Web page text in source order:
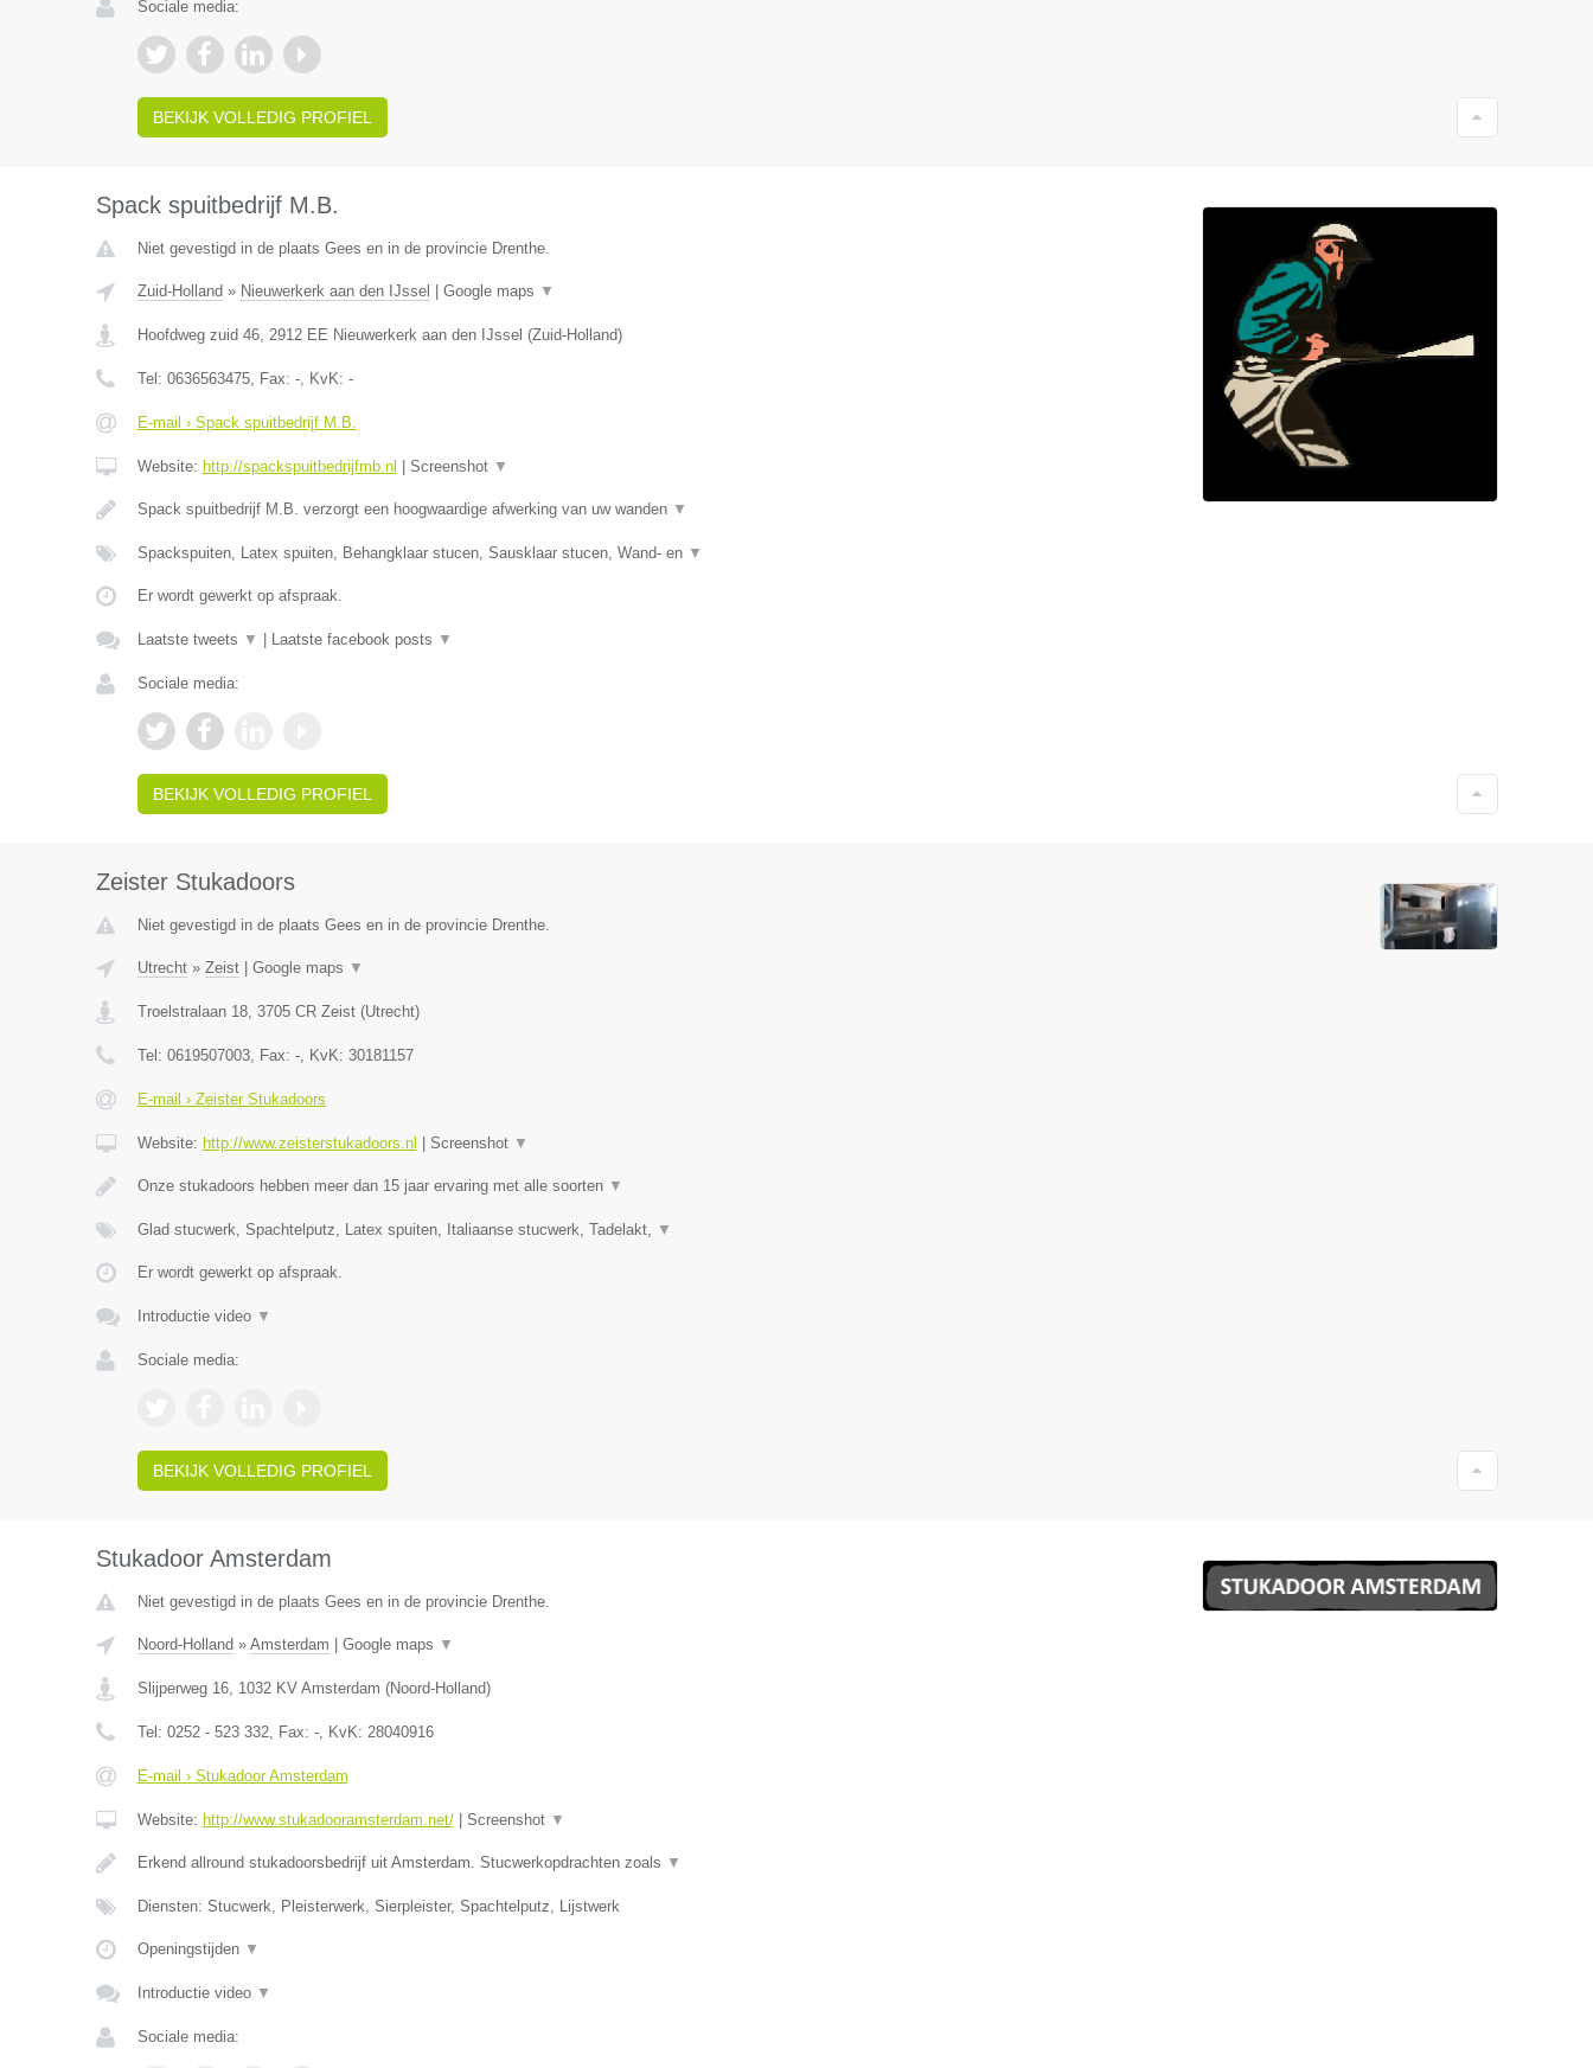
Sociale media:
BEKIJK VOLLEDIG PROFIEL
Spack spuitbedrijf M.B.
Niet gevestigd in de plaats Gees en in de provincie Drenthe.
Zuid-Holland » Nieuwerkerk aan den IJssel Google maps ▼
Hoofdweg zuid 46, 2912 EE Nieuwerkerk aan den IJssel (Zuid-Holland)
Tel: 0636563475, Fax: -, KvK: -
E-mail › Spack spuitbedrijf M.B.
Website: http://spackspuitbedrijfmb.nl Screenshot ▼
Spack spuitbedrijf M.B. verzorgt een hoogwaardige afwerking van uw wanden ▼
Spackspuiten, Latex spuiten, Behangklaar stucen, Sausklaar stucen, Wand- en ▼
Er wordt gewerkt op afspraak.
Laatste tweets ▼ Laatste facebook posts ▼
Sociale media:
BEKIJK VOLLEDIG PROFIEL
Zeister Stukadoors
Niet gevestigd in de plaats Gees en in de provincie Drenthe.
Utrecht» Zeist| Google maps ▼
Troelstralaan 18, 3705 CR Zeist(Utrecht)
Tel: 0619507003, Fax: -, KvK: 30181157
E-mail › Zeister Stukadoors
Website: http://www.zeisterstukadoors.nl Screenshot ▼
Onze stukadoors hebben meer dan 15 jaar ervaring met alle soorten ▼
Glad stucwerk, Spachtelputz, Latex spuiten, Italiaanse stucwerk, Tadelakt, ▼
Er wordt gewerkt op afspraak.
Introductie video ▼
Sociale media:
BEKIJK VOLLEDIG PROFIEL
Stukadoor Amsterdam
Niet gevestigd in de plaats Gees en in de provincie Drenthe.
Noord-Holland » Amsterdam Google maps ▼
Slijperweg 16, 1032 KV Amsterdam (Noord-Holland)
Tel: 0252 - 523 332, Fax: -, KvK: 28040916
E-mail › Stukadoor Amsterdam
Website: http://www.stukadooramsterdam.net/| Screenshot ▼
Erkend allround stukadoorsbedrijf uit Amsterdam. Stucwerkopdrachten zoals ▼
Diensten: Stucwerk, Pleisterwerk, Sierpleister, Spachtelputz, Lijstwerk
Openingstijden ▼
Introductie video ▼
Sociale media: